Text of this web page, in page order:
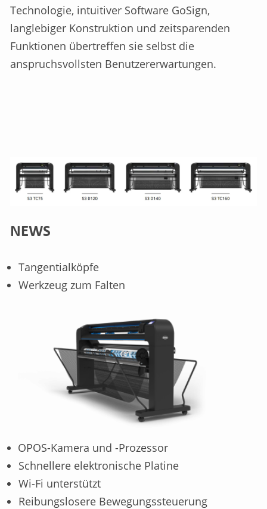
Technologie, intuitiver Software GoSign,
langlebiger Konstruktion und zeitsparenden
Funktionen übertreffen sie selbst die
anspruchsvollsten Benutzererwartungen.
NEWS
Tangentialköpfe
Werkzeug zum Falten
OPOS-Kamera und -Prozessor
Schnellere elektronische Platine
Wi-Fi unterstützt
Reibungslosere Bewegungssteuerung